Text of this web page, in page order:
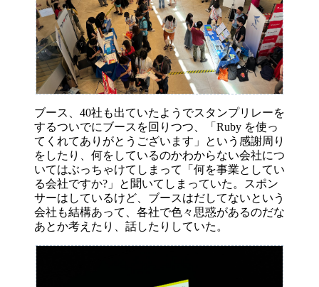
ブース、40社も出ていたようでスタンプリレーを
するついでにブースを回りつつ、「Ruby を使っ
てくれてありがとうございます」という感謝周り
をしたり、何をしているのかわからない会社につ
いてはぶっちゃけてしまって「何を事業としてい
る会社ですか?」と聞いてしまっていた。スポン
サーはしているけど、ブースはだしてないという
会社も結構あって、各社で色々思惑があるのだな
あとか考えたり、話したりしていた。